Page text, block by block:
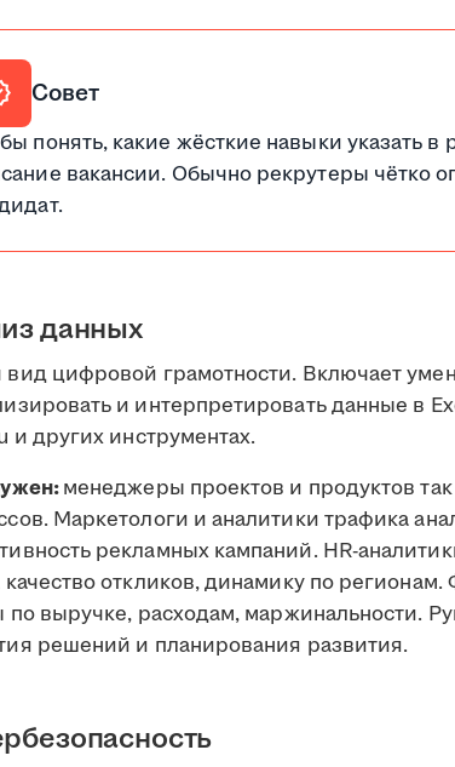
Совет
понять, какие жёсткие навыки указать
вакансии. Обычно рекрутеры чётко
данных
цифровой грамотности. Включает
и интерпретировать данные в
и других инструментах.
менеджеры проектов и продуктов
Маркетологи и аналитики трафика
рекламных кампаний. HR-
откликов, динамику по
по выручке, расходам, маржинальности.
решений и планирования развития.